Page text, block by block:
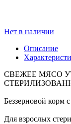
Нет в наличии
Описание
СВЕЖЕЕ МЯСО
Беззерновой корм
Для взрослых